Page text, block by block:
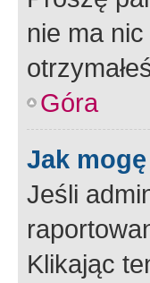
nie ma
Góra
Jak
Jeśli
Klikając